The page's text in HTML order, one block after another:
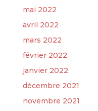
mai 2022
avril 2022
mars 2022
février 2022
janvier 2022
décembre 2021
novembre 2021